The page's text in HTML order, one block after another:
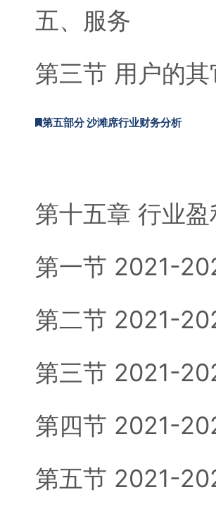
五、服务
第三节 用户的其
第五部分 沙滩席行业财务分析
第十五章 行业
第一节 2021-
第二节 2021-
第三节 2021-
第四节 2021-
第五节 2021-